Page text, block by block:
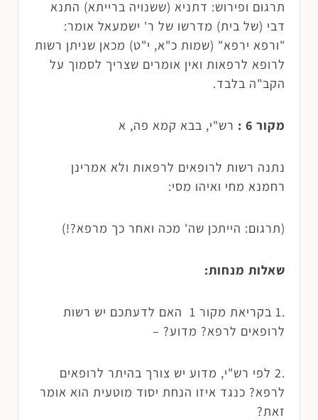
תרגום ופירוש: דתניא (ששנויה ברייתא) התנא
דבי (של בית) מדרשו של ר' ישמעאל אומר:
"ורפא ירפא" (שמות כ"א, י"ט) מכאן שניתן רשות
לרופא לרפאות ואין אומרים שצריך לסמוך על
הקב"ה בלבד.
מקור 6 : רש"י, בבא קמא פה, א
נתנה רשות לרופאים לרפאות ולא אמרינן
רחמנא מחי ואיהו מסי:
(תרגום: הייתכן שה' מכה ואחר כך מרפא?!)
שאלות מנחות:
.1 בקריאת מקור 1 האם לדעתכם יש רשות
לרופאים לרפא? מדוע? –
.2 לפי רש"י, מדוע יש צורך בהיתר לרופאים
לרפא? כנגד איזו הנחת יסוד מוטעית הוא אומר
זאת?